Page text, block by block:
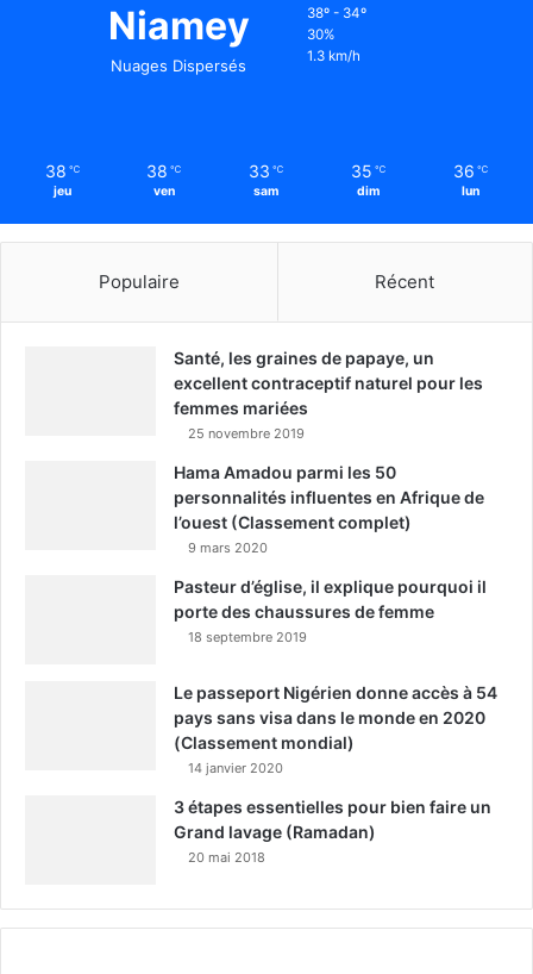
Niamey
Nuages Dispersés
38º - 34º
30%
1.3 km/h
38 ℃
jeu
38 ℃
ven
33 ℃
sam
35 ℃
dim
36 ℃
lun
Populaire Récent
Santé, les graines de papaye, un
excellent contraceptif naturel pour les
femmes mariées
25 novembre 2019
Hama Amadou parmi les 50
personnalités influentes en Afrique de
l’ouest (Classement complet)
9 mars 2020
Pasteur d’église, il explique pourquoi il
porte des chaussures de femme
18 septembre 2019
Le passeport Nigérien donne accès à 54
pays sans visa dans le monde en 2020
(Classement mondial)
14 janvier 2020
3 étapes essentielles pour bien faire un
Grand lavage (Ramadan)
20 mai 2018